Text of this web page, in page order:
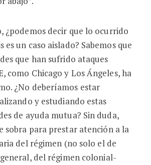
¿podemos decir que lo ocurrido
es un caso aislado? Sabemos que
que han sufrido ataques
como Chicago y Los Ángeles, ha
¿No deberíamos estar
y estudiando estas
de ayuda mutua? Sin duda,
sobra para prestar atención a la
del régimen (no solo el de
general, del régimen colonial-